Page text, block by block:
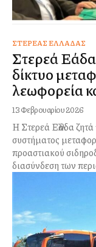
ΣΤΕΡΕΆΣ ΕΛΛΆΔΑΣ
Στερεά
δίκτυο
λεωφορεία
13 Φεβρουαρίου 2026
Η Στερεά Ελλάδα
συστήματος
προαστιακού
διασύνδεση των